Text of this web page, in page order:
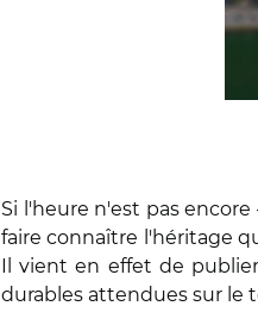
Si l'heure n'est pas
faire connaître l'héritage
Il vient en effet de
durables attendues sur le